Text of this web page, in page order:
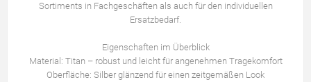
Sortiments in Fachgeschäften als auch für den individuellen
Ersatzbedarf.
Eigenschaften im Überblick
Material: Titan – robust und leicht für angenehmen Tragekomfort
Oberfläche: Silber glänzend für einen zeitgemäßen Look